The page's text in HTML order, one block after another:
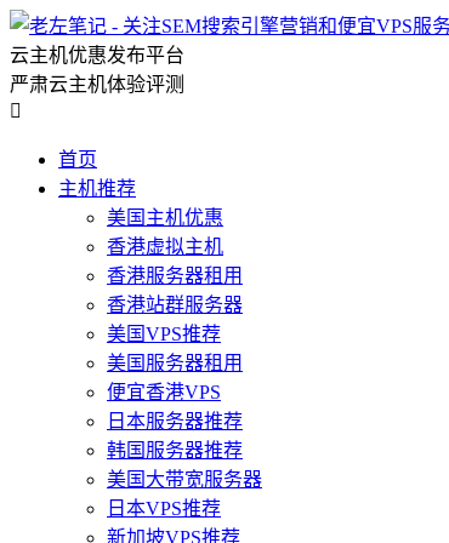
云主机优惠发布平台
严肃云主机体验评测

首页
主机推荐
美国主机优惠
香港虚拟主机
香港服务器租用
香港站群服务器
美国VPS推荐
美国服务器租用
便宜香港VPS
日本服务器推荐
韩国服务器推荐
美国大带宽服务器
日本VPS推荐
新加坡VPS推荐